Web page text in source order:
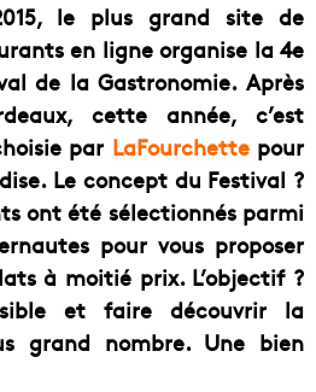
le plus grand site de
en ligne organise la 4e
de la Gastronomie. Après
cette année, c’est
par LaFourchettepour
Le concept du Festival ?
ont été sélectionnés parmi
pour vous proposer
à moitié prix. L’objectif ?
et faire découvrir la
grand nombre. Une bien